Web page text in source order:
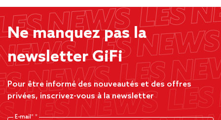
Ne manquez pas la
newsletter GiFi
Pour être informé des nouveautés et des offres
privées, inscrivez-vous à la newsletter
E-mail*